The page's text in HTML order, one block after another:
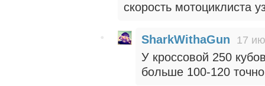
скорость мотоциклиста
SharkWithaGun 17
У кроссовой 250
больше 100-120 точно